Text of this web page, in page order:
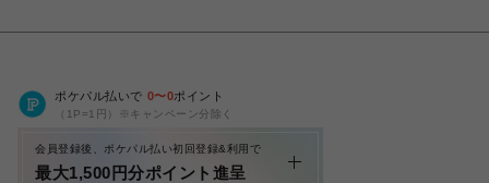
ポケパル払いで 0〜0ポイント
（1P=1円）※キャンペーン分除く
会員登録後、ポケパル払い初回登録&利用で
最大1,500円分ポイント進呈